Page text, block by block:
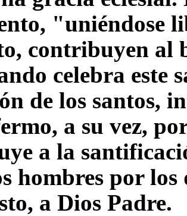
"uniéndose
contribuyen al
celebra este
de los santos,
a su vez,
a la
hombres por los
a Dios Padre.